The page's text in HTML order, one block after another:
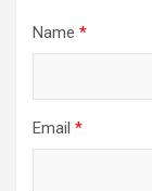
Name *
Email *